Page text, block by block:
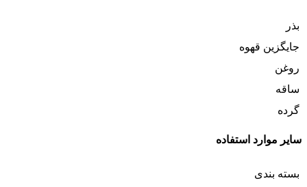
بذر
جایگزین قهوه
روغن
ساقه
گرده
سایر موارد استفاده
بسته بندی